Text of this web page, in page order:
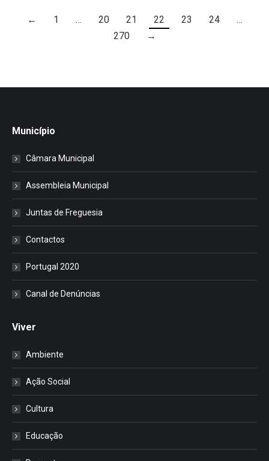
← 1 … 20 21 22 23 24
…
270
→
Município
Câmara Municipal
Assembleia Municipal
Juntas de Freguesia
Contactos
Portugal 2020
Canal de Denúncias
Viver
Ambiente
Ação Social
Cultura
Educação